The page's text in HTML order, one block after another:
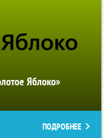
Яблоко»
ПОДРОБНЕЕ